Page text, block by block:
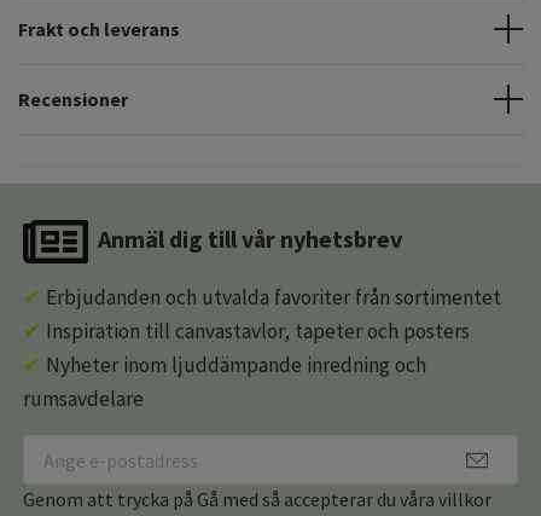
Frakt och leverans
Recensioner
Anmäl dig till vår nyhetsbrev
✔ Erbjudanden och utvalda favoriter från sortimentet
✔ Inspiration till canvastavlor, tapeter och posters
✔ Nyheter inom ljuddämpande inredning och
rumsavdelare
Genom att trycka på Gå med så accepterar du våra villkor